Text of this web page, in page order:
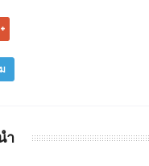
ำ